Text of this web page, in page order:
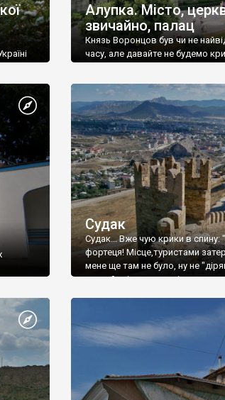
Алупка. Місто,
звичайно, палац
Князь Воронцов був чи не
часу, але давайте не будемо
Судак
Судак... Вже чую крики в
фортеця! Місце,туристами
мене ще там не було, ну не
принаймні до цього літа.